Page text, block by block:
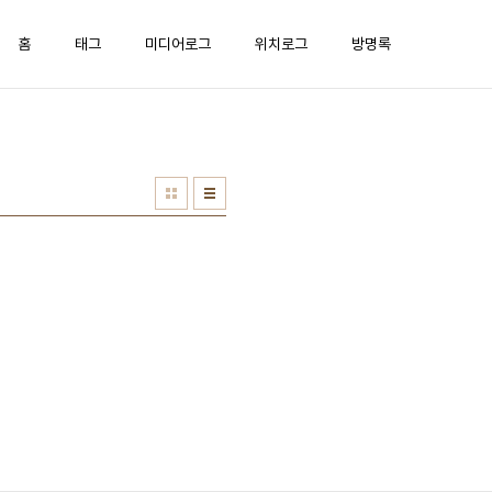
홈 태그 미디어로그 위치로그 방명록